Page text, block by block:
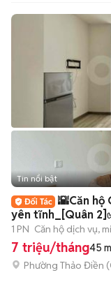
Tin nổi bật
🌇Căn hộ
yên tĩnh_[Quân
1 PN Căn hộ dịch vụ,
7 triệu/tháng45
Phường Thảo Điền